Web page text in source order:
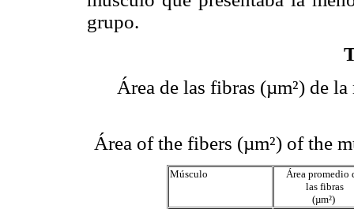
grupo.
Área de las fibras (µm²) de
Área of the fibers (µm²) of the
Músculo
Área promedio
las fibras
(µm²)